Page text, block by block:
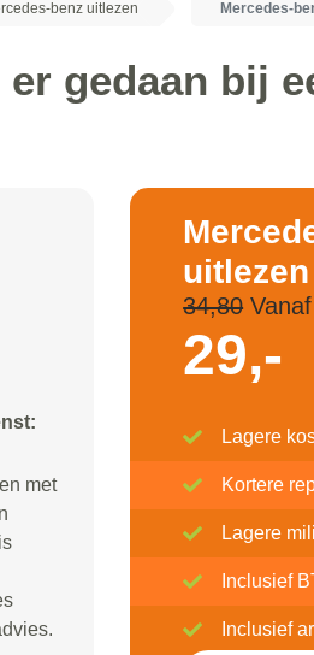
benz uitlezen Mercedes-
gedaan bij
met
uitlezen
34,80Vanaf
29,-
Lagere
Kortere
Lagere
Inclusief
Inclusief